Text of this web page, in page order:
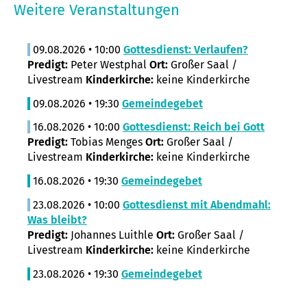
Weitere Veranstaltungen
09.08.2026 • 10:00 Gottesdienst: Verlaufen?
Predigt: Peter Westphal Ort: Großer Saal /
Livestream Kinderkirche: keine Kinderkirche
09.08.2026 • 19:30 Gemeindegebet
16.08.2026 • 10:00 Gottesdienst: Reich bei Gott
Predigt: Tobias Menges Ort: Großer Saal /
Livestream Kinderkirche: keine Kinderkirche
16.08.2026 • 19:30 Gemeindegebet
23.08.2026 • 10:00 Gottesdienst mit Abendmahl:
Was bleibt?
Predigt: Johannes Luithle Ort: Großer Saal /
Livestream Kinderkirche: keine Kinderkirche
23.08.2026 • 19:30 Gemeindegebet